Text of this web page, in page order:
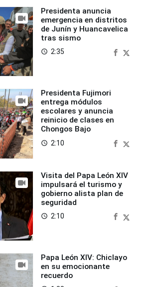
Presidenta anuncia
emergencia en distritos
de Junín y Huancavelica
tras sismo
access_time 2:35
Presidenta Fujimori
entrega módulos
escolares y anuncia
reinicio de clases en
Chongos Bajo
access_time 2:10
Visita del Papa León XIV
impulsará el turismo y
gobierno alista plan de
seguridad
access_time 2:10
Papa León XIV: Chiclayo
en su emocionante
recuerdo